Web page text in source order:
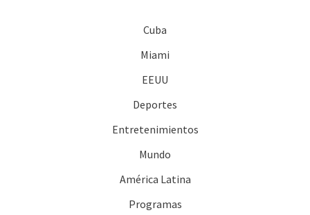
Cuba
Miami
EEUU
Deportes
Entretenimientos
Mundo
América Latina
Programas